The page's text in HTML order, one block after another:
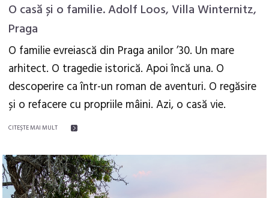
O casă și o familie. Adolf Loos, Villa Winternitz,
Praga
O familie evreiască din Praga anilor ’30. Un mare
arhitect. O tragedie istorică. Apoi încă una. O
descoperire ca într-un roman de aventuri. O regăsire
și o refacere cu propriile mâini. Azi, o casă vie.
CITEŞTE MAI MULT